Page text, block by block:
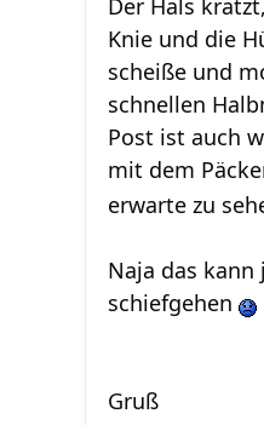
Der Hals
Knie und die
scheiße und
schnellen
Post ist auch
mit dem
erwarte zu
Naja das
schiefgehen
Gruß